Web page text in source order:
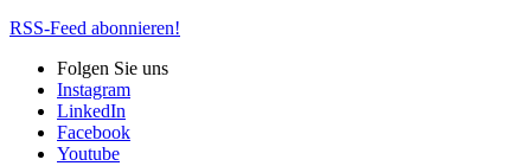
RSS-Feed abonnieren!
Folgen Sie uns
Instagram
LinkedIn
Facebook
Youtube